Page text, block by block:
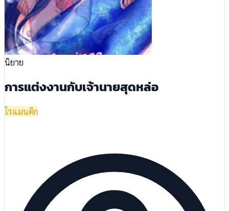
นิยาย
การแต่งงานกับเจ้านายสุดหล่อ
โรแมนติก